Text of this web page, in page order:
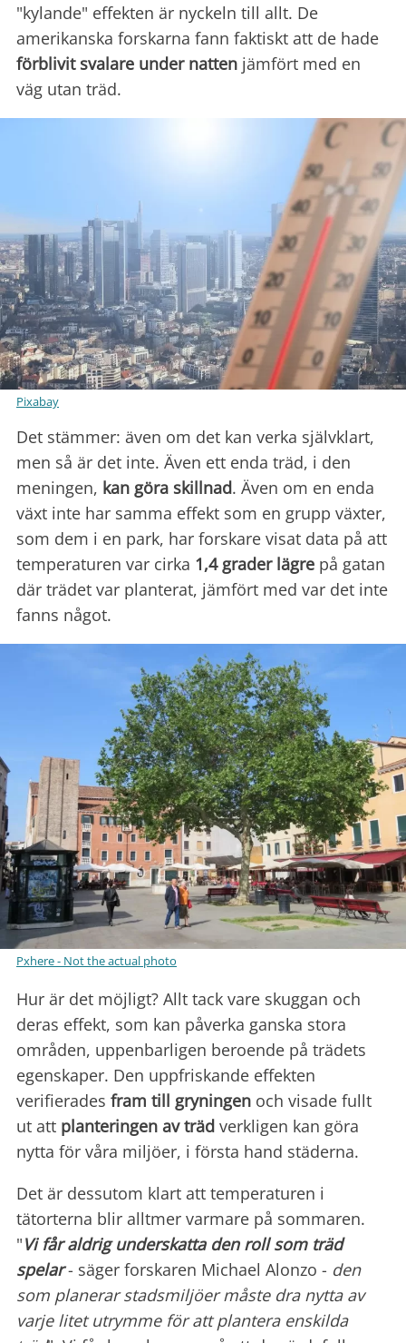
"kylande" effekten är nyckeln till allt. De
amerikanska forskarna fann faktiskt att de hade
förblivit svalare under natten jämfört med en
väg utan träd.
Pixabay
Det stämmer: även om det kan verka självklart,
men så är det inte. Även ett enda träd, i den
meningen, kan göra skillnad. Även om en enda
växt inte har samma effekt som en grupp växter,
som dem i en park, har forskare visat data på att
temperaturen var cirka 1,4 grader lägre på gatan
där trädet var planterat, jämfört med var det inte
fanns något.
Pxhere - Not the actual photo
Hur är det möjligt? Allt tack vare skuggan och
deras effekt, som kan påverka ganska stora
områden, uppenbarligen beroende på trädets
egenskaper. Den uppfriskande effekten
verifierades fram till gryningen och visade fullt
ut att planteringen av träd verkligen kan göra
nytta för våra miljöer, i första hand städerna.
Det är dessutom klart att temperaturen i
tätorterna blir alltmer varmare på sommaren.
"Vi får aldrig underskatta den roll som träd
spelar- säger forskaren Michael Alonzo - den
som planerar stadsmiljöer måste dra nytta av
varje litet utrymme för att plantera enskilda